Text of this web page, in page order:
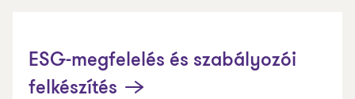
ESG-megfelelés és szabályozói
felkészítés